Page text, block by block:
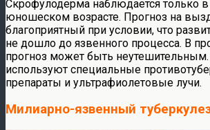
Скрофулодерма наблюдается только
юношеском возрасте. Прогноз на
благоприятный при условии, что
не дошло до язвенного процесса. В
прогноз может быть
используют специальные
препараты и ультрафиолетовые лучи.
Милиарно-язвенный